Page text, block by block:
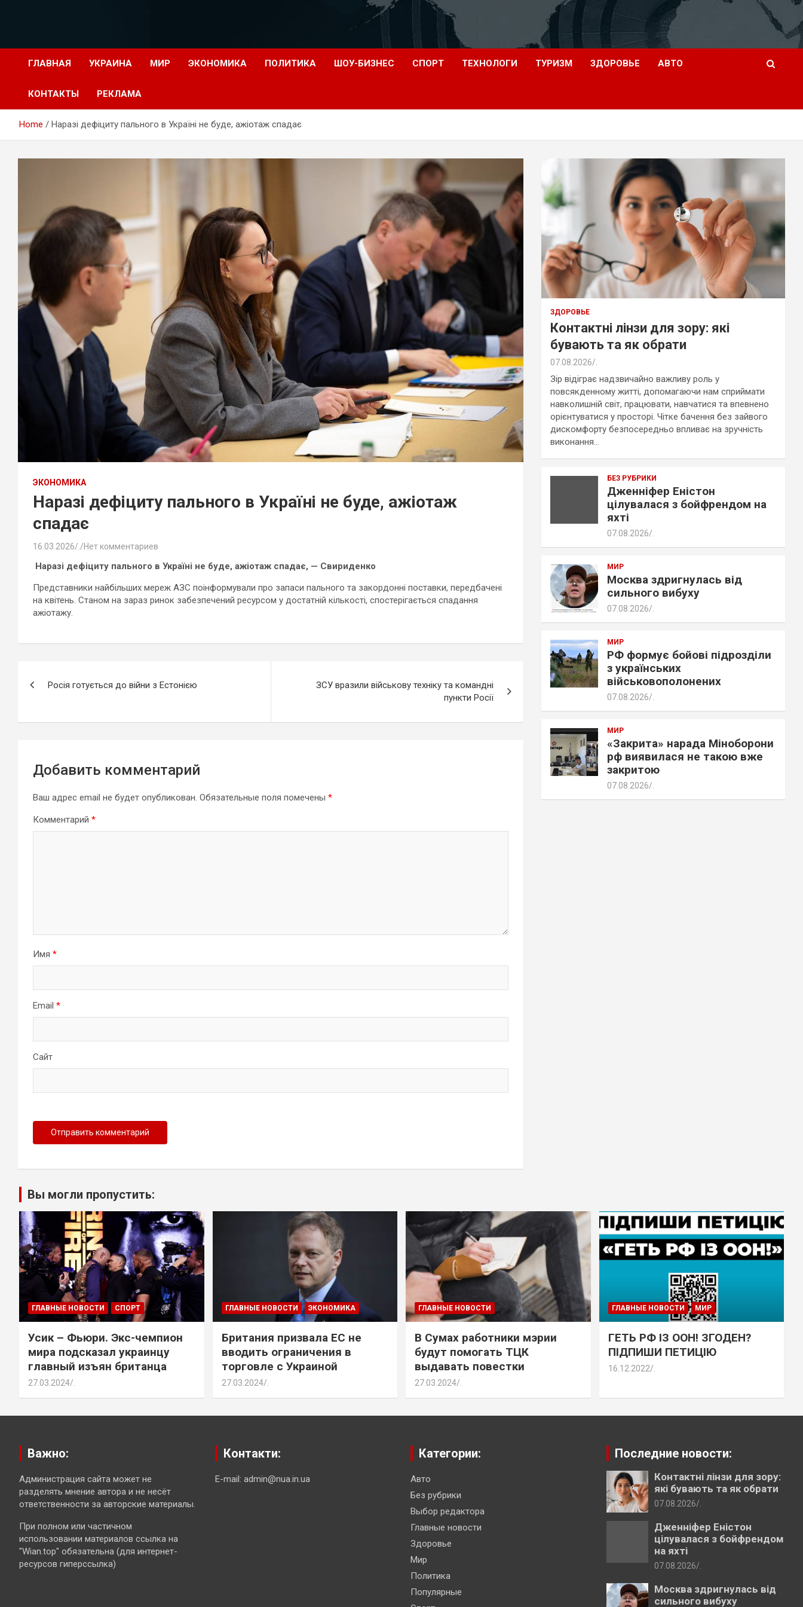
ГЛАВНАЯ УКРАИНА МИР ЭКОНОМИКА ПОЛИТИКА ШОУ-БИЗНЕС СПОРТ ТЕХНОЛОГИ ТУРИЗМ ЗДОРОВЬЕ АВТО
КОНТАКТЫ РЕКЛАМА
Home Наразі дефіциту пального в Україні не буде, ажіотаж спадає
ЭКОНОМИКА
Наразі дефіциту пального в Україні не буде, ажіотаж
спадає
16.03.2026 Нет комментариев
Наразі дефіциту пального в Україні не буде, ажіотаж спадає, — Свириденко
Представники найбільших мереж АЗС поінформували про запаси пального та закордонні поставки, передбачені
на квітень. Станом на зараз ринок забезпечений ресурсом у достатній кількості, спостерігається спадання
ажіотажу.
записям
Росія готується до війни з Естонією
ЗСУ вразили військову техніку та командні
пункти Росії
Добавить комментарий
Ваш адрес email не будет опубликован. Обязательные поля помечены *
Комментарий *
Имя *
Email *
Сайт
ЗДОРОВЬЕ
Контактні лінзи для зору: які
бувають та як обрати
07.08.2026
Зір відіграє надзвичайно важливу роль у
повсякденному житті, допомагаючи нам сприймати
навколишній світ, працювати, навчатися та впевнено
орієнтуватися у просторі. Чітке бачення без зайвого
дискомфорту безпосередньо впливає на зручність
виконання…
БЕЗ РУБРИКИ
Дженніфер Еністон
цілувалася з бойфрендом на
яхті
07.08.2026
МИР
Москва здригнулась від
сильного вибуху
07.08.2026
МИР
РФ формує бойові підрозділи
з українських
військовополонених
07.08.2026
МИР
«Закрита» нарада Міноборони
рф виявилася не такою вже
закритою
07.08.2026
Вы могли пропустить:
ГЛАВНЫЕ НОВОСТИ СПОРТ
Усик – Фьюри. Экс-чемпион
мира подсказал украинцу
главный изъян британца
27.03.2024 .
ГЛАВНЫЕ НОВОСТИ ЭКОНОМИКА
Британия призвала ЕС не
вводить ограничения в
торговле с Украиной
27.03.2024 .
ГЛАВНЫЕ НОВОСТИ
В Сумах работники мэрии
будут помогать ТЦК
выдавать повестки
27.03.2024 .
ГЛАВНЫЕ НОВОСТИ МИР
ГЕТЬ РФ ІЗ ООН! ЗГОДЕН?
ПІДПИШИ ПЕТИЦІЮ
16.12.2022 .
Важно:
Администрация сайта может не
разделять мнение автора и не несёт
ответственности за авторские материалы.
При полном или частичном
использовании материалов ссылка на
"Wian.top" обязательна (для интернет-
ресурсов гиперссылка)
Контакти:
E-mail: admin@nua.in.ua
Категории:
Авто
Без рубрики
Выбор редактора
Главные новости
Здоровье
Мир
Политика
Популярные
Последние новости:
Контактні лінзи для зору:
які бувають та як обрати
07.08.2026 .
Дженніфер Еністон
цілувалася з бойфрендом
на яхті
07.08.2026 .
Москва здригнулась від
сильного вибуху